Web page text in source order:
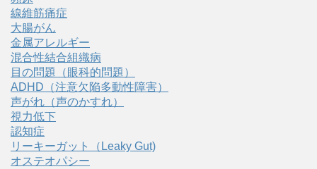
線維筋痛症
大腸がん
金属アレルギー
混合性結合組織病
目の問題（眼科的問題）
ADHD（注意欠陥多動性障害）
声がれ（声のかすれ）
視力低下
認知症
リーキーガット（Leaky Gut)
オステオパシー